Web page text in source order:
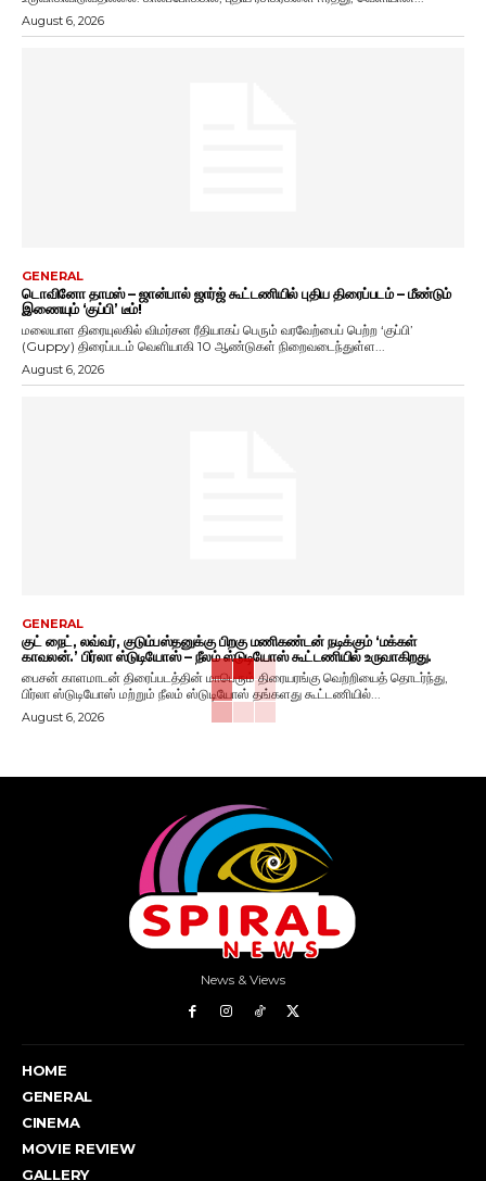
August 6, 2026
GENERAL
டொவினோ தாமஸ் – ஜான்பால் ஜார்ஜ் கூட்டணியில் புதிய திரைப்படம் – மீண்டும்
இணையும் ‘குப்பி’ டீம்!
மலையாள திரையுலகில் விமர்சன ரீதியாகப் பெரும் வரவேற்பைப் பெற்ற ‘குப்பி’
(Guppy) திரைப்படம் வெளியாகி 10 ஆண்டுகள் நிறைவடைந்துள்ள...
August 6, 2026
GENERAL
குட் நைட், லவ்வர், குடும்பஸ்தனுக்கு பிறகு மணிகண்டன் நடிக்கும் ‘மக்கள்
காவலன்.’ பிர்லா ஸ்டுடியோஸ் – நீலம் ஸ்டுடியோஸ் கூட்டணியில் உருவாகிறது.
பைசன் காளமாடன் திரைப்படத்தின் மாபெரும் திரையரங்கு வெற்றியைத் தொடர்ந்து,
பிர்லா ஸ்டுடியோஸ் மற்றும் நீலம் ஸ்டுடியோஸ் தங்களது கூட்டணியில்...
August 6, 2026
News & Views
HOME
GENERAL
CINEMA
MOVIE REVIEW
GALLERY